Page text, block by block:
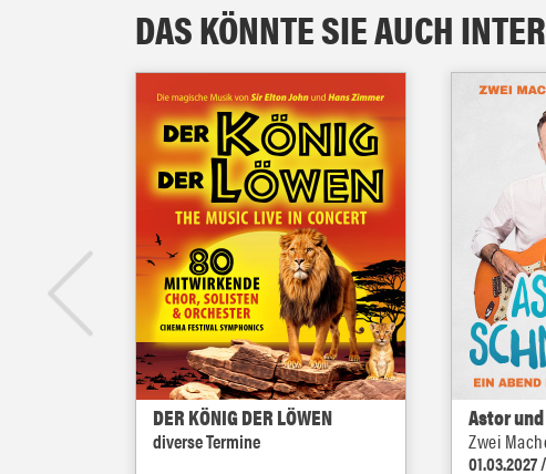
DAS KÖNNTE SIE AUCH
DER KÖNIG DER LÖWEN
diverse Termine
Astor
Zwei